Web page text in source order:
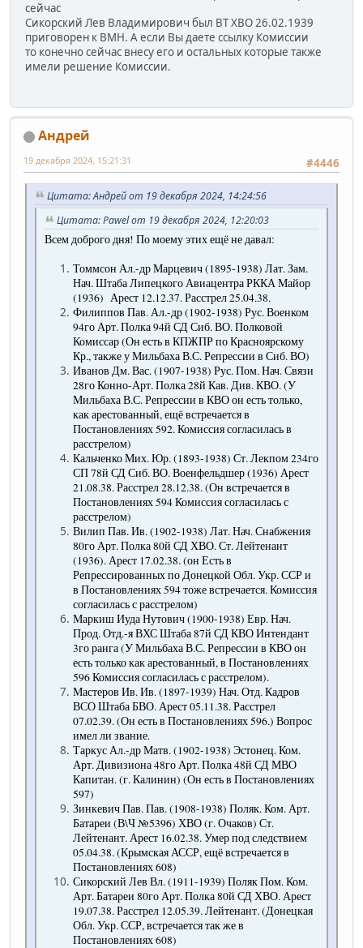
сейчас
Сикорский Лев Владимирович был ВТ ХВО 26.02.1939
приговорен к ВМН. А если Вы даете ссылку Комиссии
то конечно сейчас внесу его и остальных которые также
имели решение Комиссии.
Андрей
#4446
19 декабря 2024, 15:21:31
Цитата: Андрей от 19 декабря 2024, 14:24:56
Цитата: Pawel от 19 декабря 2024, 12:20:03
Всем доброго дня! По моему этих ещё не давал:
Томмсон Ал.-др Марцевич (1895-1938) Лат. Зам.
Нач. Штаба Липецкого Авиацентра РККА Майор
(1936) Арест 12.12.37. Расстрел 25.04.38.
Филиппов Пав. Ал.-др (1902-1938) Рус. Военком
94го Арт. Полка 94й СД Сиб. ВО. Полковой
Комиссар (Он есть в КПЖПР по Красноярскому
Кр., также у Мильбаха В.С. Репрессии в Сиб. ВО)
Иванов Дм. Вас. (1907-1938) Рус. Пом. Нач. Связи
28го Конно-Арт. Полка 28й Кав. Див. КВО. (У
Мильбаха В.С. Репрессии в КВО он есть только,
как арестованный, ещё встречается в
Постановлениях 592. Комиссия согласилась в
расстрелом)
Кальченко Мих. Юр. (1893-1938) Ст. Лекпом 234го
СП 78й СД Сиб. ВО. Военфельдшер (1936) Арест
21.08.38. Расстрел 28.12.38. (Он встречается в
Постановлениях 594 Комиссия согласилась с
расстрелом)
Вилип Пав. Ив. (1902-1938) Лат. Нач. Снабжения
80го Арт. Полка 80й СД ХВО. Ст. Лейтенант
(1936). Арест 17.02.38. (он Есть в
Репрессированных по Донецкой Обл. Укр. ССР и
в Постановлениях 594 тоже встречается. Комиссия
согласилась с расстрелом)
Маркиш Иуда Нутович (1900-1938) Евр. Нач.
Прод. Отд.-я ВХС Штаба 87й СД КВО Интендант
3го ранга (У Мильбаха В.С. Репрессии в КВО он
есть только как арестованный, в Постановлениях
596 Комиссия согласилась с расстрелом).
Мастеров Ив. Ив. (1897-1939) Нач. Отд. Кадров
ВСО Штаба БВО. Арест 05.11.38. Расстрел
07.02.39. (Он есть в Постановлениях 596.) Вопрос
имел ли звание.
Таркус Ал.-др Матв. (1902-1938) Эстонец. Ком.
Арт. Дивизиона 48го Арт. Полка 48й СД МВО
Капитан. (г. Калинин) (Он есть в Постановлениях
597)
Зинкевич Пав. Пав. (1908-1938) Поляк. Ком. Арт.
Батареи (В\Ч №5396) ХВО (г. Очаков) Ст.
Лейтенант. Арест 16.02.38. Умер под следствием
05.04.38. (Крымская АССР, ещё встречается в
Постановлениях 608)
Сикорский Лев Вл. (1911-1939) Поляк Пом. Ком.
Арт. Батареи 80го Арт. Полка 80й СД ХВО. Арест
19.07.38. Расстрел 12.05.39. Лейтенант. (Донецкая
Обл. Укр. ССР, встречается так же в
Постановлениях 608)